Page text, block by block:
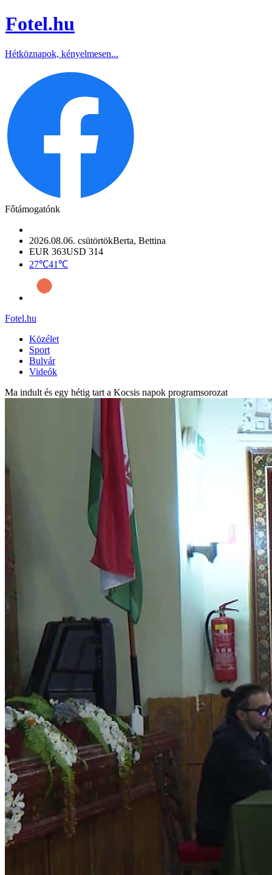
Fotel.hu
Hétköznapok, kényelmesen...
Főtámogatónk
2026.08.06. csütörtökBerta, Bettina
EUR 363USD 314
27℃41℃
Fotel.hu
Közélet
Sport
Bulvár
Videók
Ma indult és egy hétig tart a Kocsis napok programsorozat